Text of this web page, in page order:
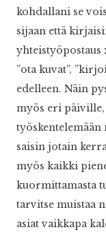
kohdallani se
sijaan että
yhteistyöpostaus
”ota kuvat”,
edelleen. Näin
myös eri
työskentelemään
saisin jotain
myös kaikki
kuormittamasta
tarvitse muistaa
asiat vaikkapa